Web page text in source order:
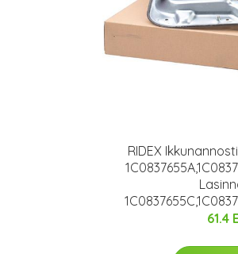
RIDEX
61.4